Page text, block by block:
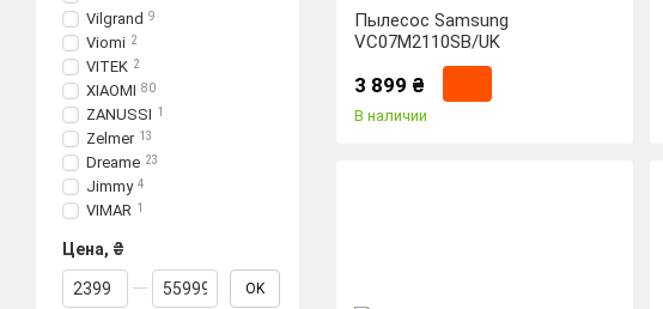
Пылесос Samsung
VC07M2110SB/UK
3 899 ₴
В наличии
Vilgrand 9
Viomi 2
VITEK 2
XIAOMI 80
ZANUSSI 1
Zelmer 13
Dreame 23
Jimmy 4
VIMAR 1
Цена, ₴
От Цена, ₴
До Цена, ₴ OK